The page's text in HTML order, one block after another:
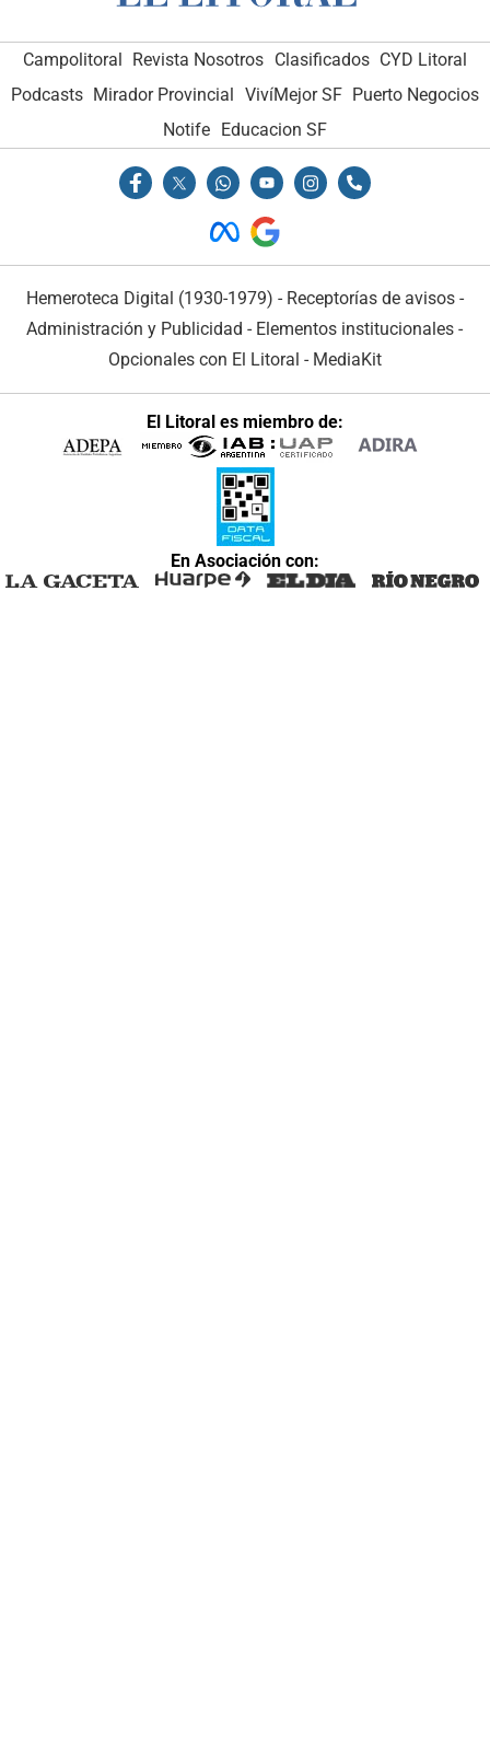
Campolitoral Revista Nosotros Clasificados CYD Litoral
Podcasts Mirador Provincial VivíMejor SF Puerto Negocios
Notife Educacion SF
Hemeroteca Digital (1930-1979) - Receptorías de avisos -
Administración y Publicidad - Elementos institucionales -
Opcionales con El Litoral - MediaKit
El Litoral es miembro de:
En Asociación con: